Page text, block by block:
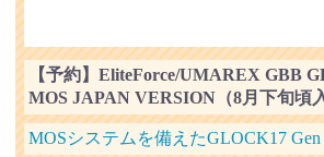
【予約】EliteForce/UMAREX GBB
MOS JAPAN VERSION（8月下旬頃
MOSシステムを備えたGLOCK17 Gen